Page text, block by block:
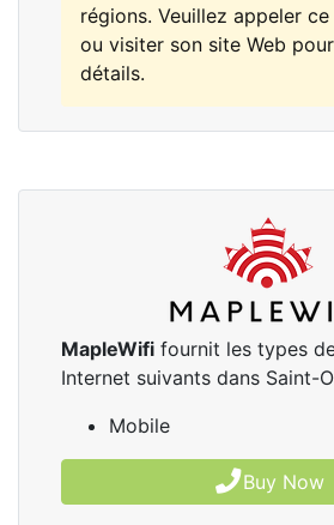
régions. Veuillez appeler
ou visiter son site Web
détails.
MapleWifi fournit les types
Internet suivants dans Saint-
Mobile
Buy Now